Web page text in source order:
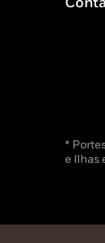
*
e Ilhas